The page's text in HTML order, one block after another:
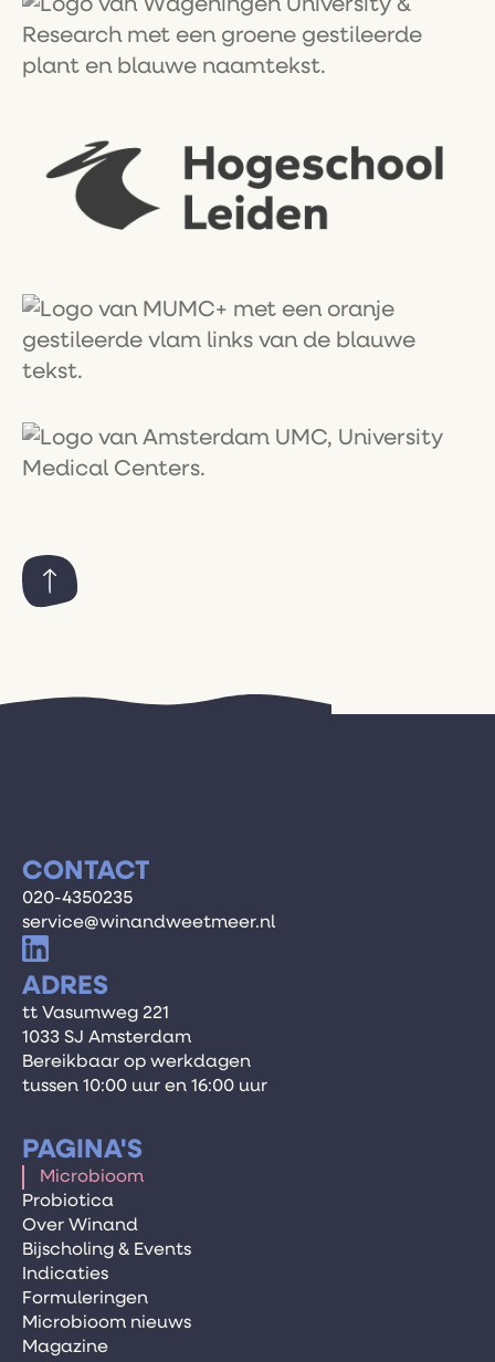
CONTACT
020-4350235
service@winandweetmeer.nl
ADRES
tt Vasumweg 221
1033 SJ Amsterdam
Bereikbaar op werkdagen
tussen 10:00 uur en 16:00 uur
PAGINA'S
Microbioom
Probiotica
Over Winand
Bijscholing & Events
Indicaties
Formuleringen
Microbioom nieuws
Magazine